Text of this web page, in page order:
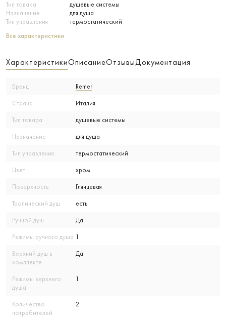
Тип товара
душевые системы
Назначение
для душа
Тип управления
термостатический
Все характеристики
ХарактеристикиОписаниеОтзывыДокументация
Бренд Remer
Страна Италия
Тип товара душевые системы
Назначение для душа
Тип управления термостатический
Цвет хром
Поверхность Глянцевая
Тропический душ есть
Ручной душ Да
Режимы ручного душа 1
Верхний душ в
комплекте
Да
Режимы верхнего
душа
1
Количество
потребителей
2